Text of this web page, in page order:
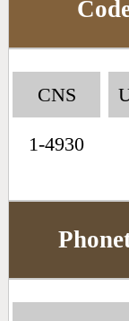
CNS
1-4930